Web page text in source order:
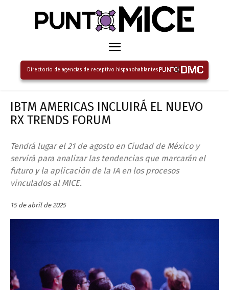
Directorio de agencias de receptivo hispanohablantes
IBTM AMERICAS INCLUIRÁ EL NUEVO
RX TRENDS FORUM
Tendrá lugar el 21 de agosto en Ciudad de México y
servirá para analizar las tendencias que marcarán el
futuro y la aplicación de la IA en los procesos
vinculados al MICE.
15 de abril de 2025